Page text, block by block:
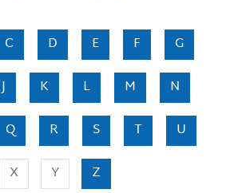
C D E F
G
J K L M
N
Q R S T
U
X Y Z